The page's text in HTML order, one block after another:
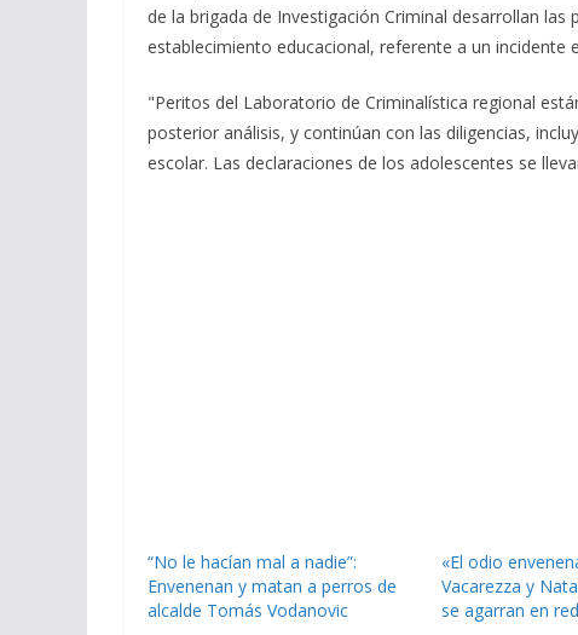
de la brigada de Investigación Criminal desarrollan
establecimiento educacional, referente a un incidente
"Peritos del Laboratorio de Criminalística regional
posterior análisis, y continúan con las diligencias,
escolar. Las declaraciones de los adolescentes se
“No le hacían mal a nadie”:
Envenenan y matan a perros de
alcalde Tomás Vodanovic
«El odio
Vacarezza y
se agarran en